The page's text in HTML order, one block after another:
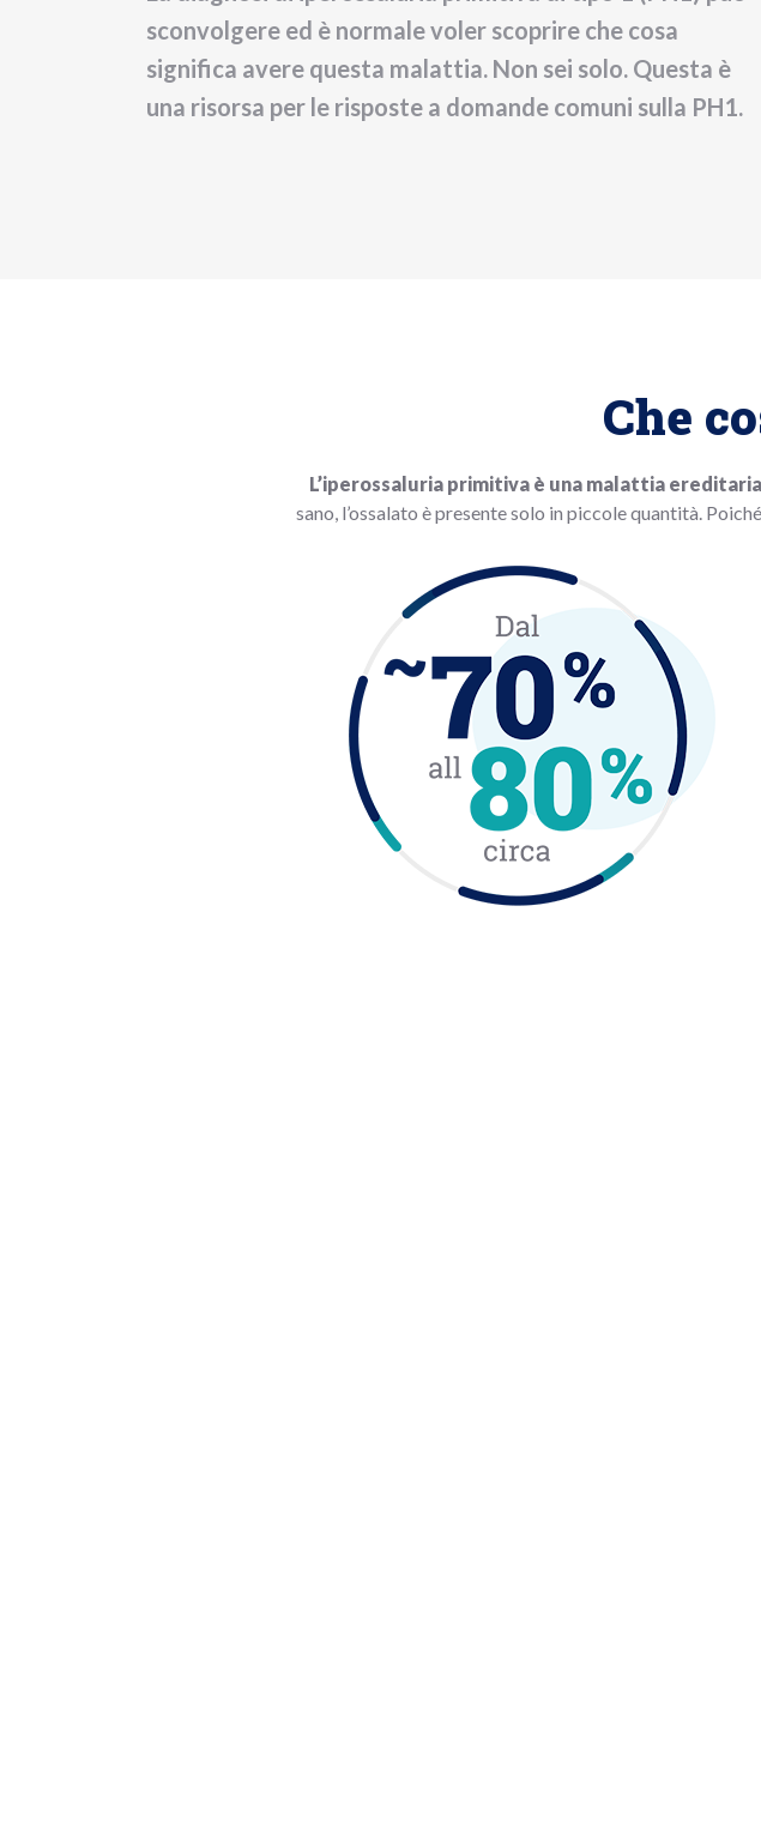
sconvolgere ed è normale voler scoprire che cosa
significa avere questa malattia. Non sei solo. Questa è
una risorsa per le risposte a domande comuni sulla PH1.
Che
L’iperossaluria primitiva è una malattia
sano, l’ossalato è presente solo in piccole quantità.